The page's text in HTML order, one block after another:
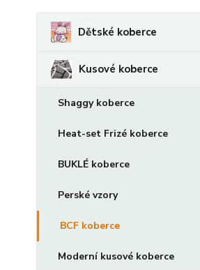
Dětské koberce
Kusové koberce
Shaggy koberce
Heat-set Frizé koberce
BUKLÉ koberce
Perské vzory
BCF koberce
Moderní kusové koberce